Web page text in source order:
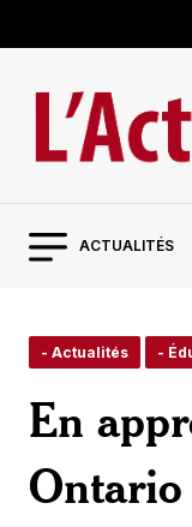
ACTUALITÉS
- Actualités -
En
Ontario